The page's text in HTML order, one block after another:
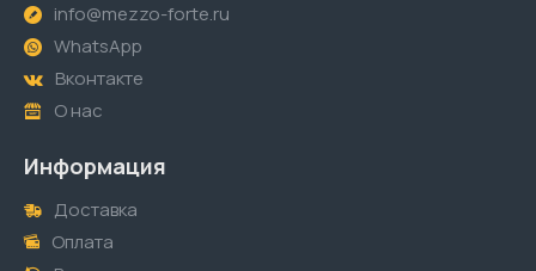
info@mezzo-forte.ru
WhatsApp
Вконтакте
О нас
Информация
Доставка
Оплата